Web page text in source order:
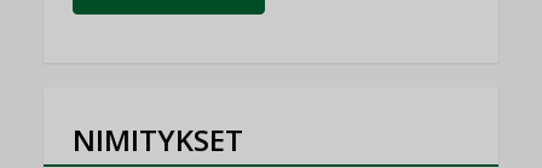
NIMITYKSET